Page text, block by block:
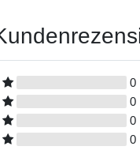
0
0
0
0